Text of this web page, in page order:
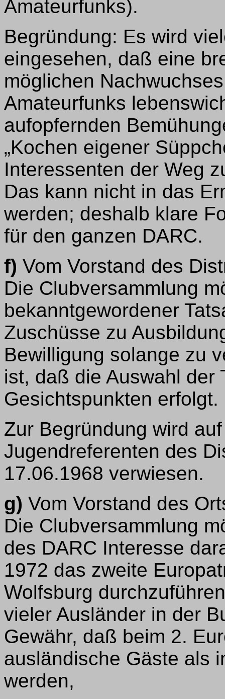
Amateurfunks).
Begründung: Es wird
eingesehen, daß eine
möglichen
Amateurfunks
aufopfernden
„Kochen eigener
Interessenten der Weg
Das kann nicht in das
werden; deshalb klare
für den ganzen DARC.
f) Vom Vorstand des
Die Clubversammlung
bekanntgewordener
Zuschüsse zu
Bewilligung solange zu
ist, daß die Auswahl der
Gesichtspunkten erfolgt.
Zur Begründung wird
Jugendreferenten des
17.06.1968 verwiesen.
g) Vom Vorstand des
Die Clubversammlung
des DARC Interesse
1972 das zweite
Wolfsburg
vieler Ausländer in der
Gewähr, daß beim 2.
ausländische Gäste als
werden,